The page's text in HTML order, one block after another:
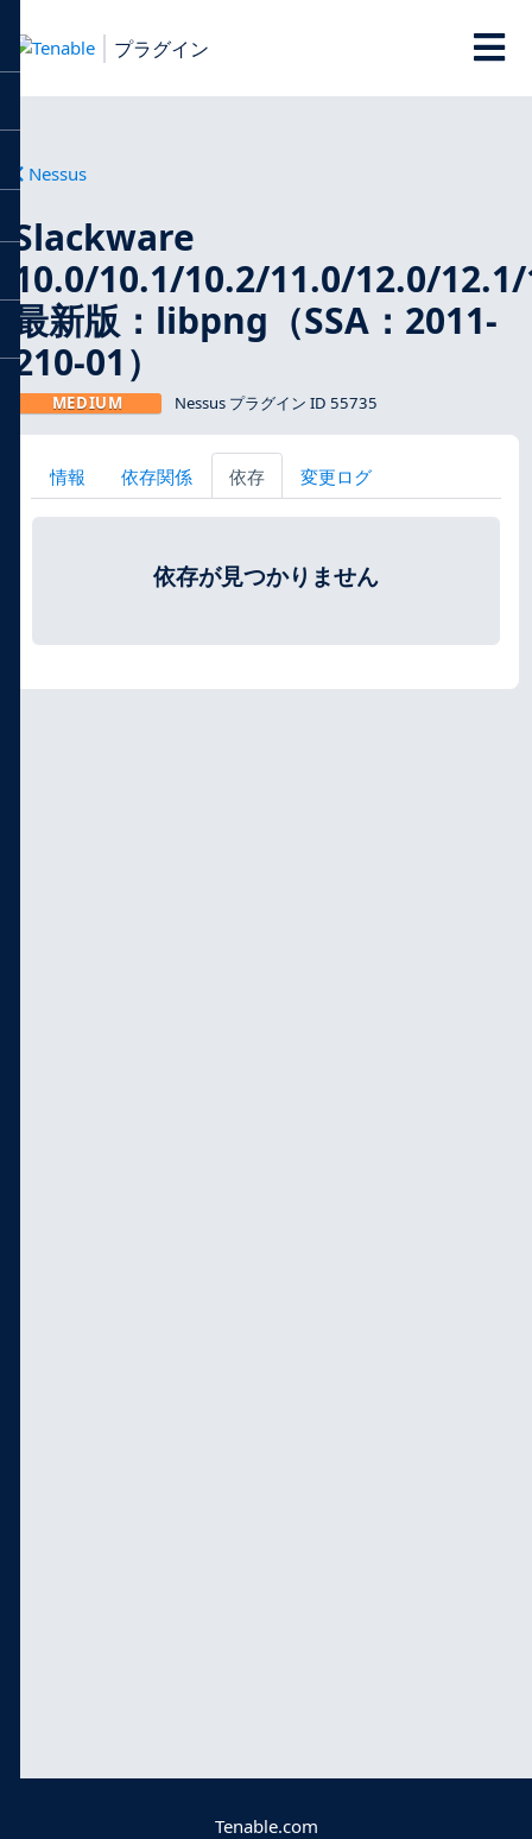
プラグイン
Nessus
Slackware
10.0/10.1/10.2/11.0/12.0/
最新版：libpng（SSA：2011-
210-01）
MEDIUM Nessus プラグイン ID 55735
情報 依存関係 依存 変更ログ
依存が見つかりません
Tenable.com